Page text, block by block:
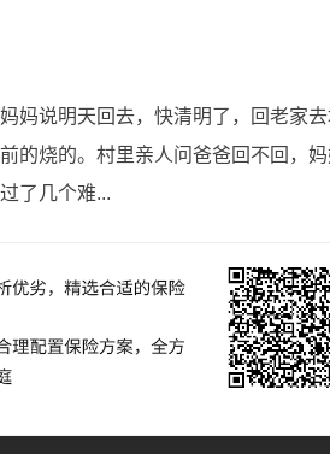
妈说明天回去，快清明了，回老家
的烧的。村里亲人问爸爸回不回，
了几个难...